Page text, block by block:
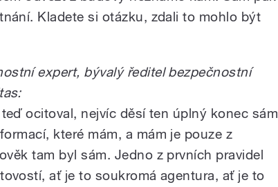
Kladete si otázku, zdali to mohlo být
expert, bývalý ředitel bezpečnostní
ocitoval, nejvíc děsí ten úplný konec sám
které mám, a mám je pouze z
tam byl sám. Jedno z prvních pravidel
ať je to soukromá agentura, ať je to